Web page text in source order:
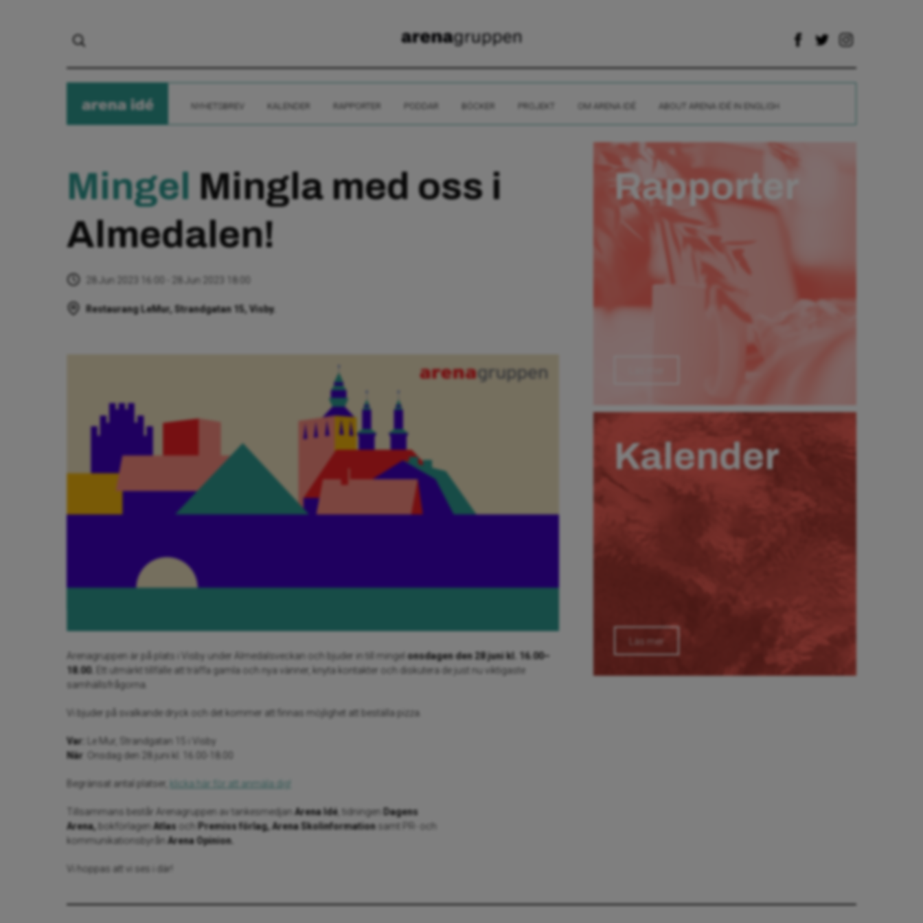
arenaide KALENDER RAPPORTER BÖCKER PROJEKT OM ARENA IDÉ ABOUT ARENA IDÉ IN ENGLISH
Mingel Mingla med oss i
Almedalen!
28 Jun 2023 16:00 - 28 Jun 2023 18:00
Restaurang LeMur, Strandgatan 15, Visby.
Arenagruppen är på plats i Visby under Almedalsveckan och bjuder in till mingel onsdagen den 28 juni kl. 16.00–
18.00.
Ett utmärkt tillfälle att träffa gamla och nya vänner, knyta kontakter och diskutera de just nu viktigaste
samhällsfrågorna.
Vi bjuder på svalkande dryck och det kommer att finnas möjlighet att beställa pizza.
Var:
Le Mur, Strandgatan 15 i Visby
När
: Onsdag den 28 juni kl. 16.00-18.00
Begränsat antal platser, klicka här för att anmäla dig!
Tillsammans består Arenagruppen av tankesmedjan Arena Idé , tidningen
Dagens
Arena,
bokförlagen Atlas Premiss förlag, Arena Skolinformation
samt PR- och
kommunikationsbyrån
Arena Opinion.
Vi hoppas att vi ses i där!
Rapporter
Kalender
Läs mer